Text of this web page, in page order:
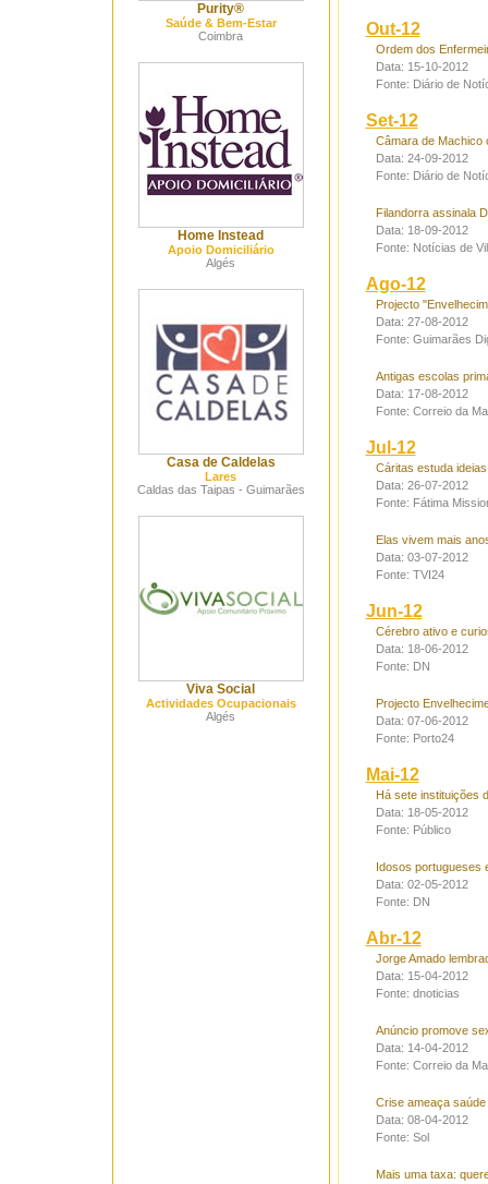
Purity®
Saúde & Bem-Estar
Coimbra
Home Instead
Apoio Domiciliário
Algés
Casa de Caldelas
Lares
Caldas das Taipas - Guimarães
Viva Social
Actividades Ocupacionais
Algés
Out-12
Ordem dos
Data: 15-10-2012
Fonte: Diário de
Set-12
Câmara de Machico
Data: 24-09-2012
Fonte: Diário de
Filandorra assinala
Data: 18-09-2012
Fonte: Notícias de
Ago-12
Projecto
Data: 27-08-2012
Fonte: Guimarães
Antigas escolas
Data: 17-08-2012
Fonte: Correio da
Jul-12
Cáritas estuda
Data: 26-07-2012
Fonte: Fátima
Elas vivem mais
Data: 03-07-2012
Fonte: TVI24
Jun-12
Cérebro ativo e
Data: 18-06-2012
Fonte: DN
Projecto
Data: 07-06-2012
Fonte: Porto24
Mai-12
Há sete instituições
Data: 18-05-2012
Fonte: Público
Idosos portugueses
Data: 02-05-2012
Fonte: DN
Abr-12
Jorge Amado
Data: 15-04-2012
Fonte: dnoticias
Anúncio promove
Data: 14-04-2012
Fonte: Correio da
Crise ameaça saúde
Data: 08-04-2012
Fonte: Sol
Mais uma taxa: